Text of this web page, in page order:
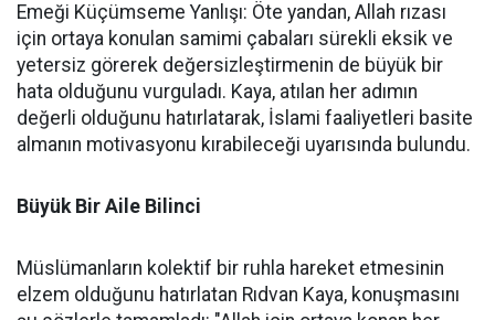
Emeği Küçümseme Yanlışı: Öte yandan, Allah rızası
için ortaya konulan samimi çabaları sürekli eksik ve
yetersiz görerek değersizleştirmenin de büyük bir
hata olduğunu vurguladı. Kaya, atılan her adımın
değerli olduğunu hatırlatarak, İslami faaliyetleri basite
almanın motivasyonu kırabileceği uyarısında bulundu.
Büyük Bir Aile Bilinci
Müslümanların kolektif bir ruhla hareket etmesinin
elzem olduğunu hatırlatan Rıdvan Kaya, konuşmasını